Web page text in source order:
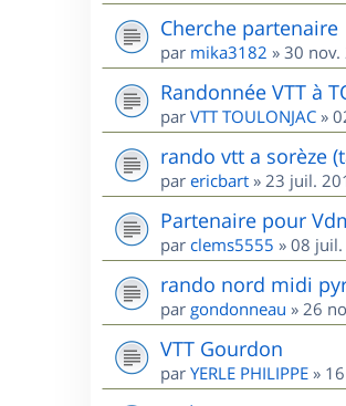
Cherche partenaire
par mika3182 » 30 nov.
Randonnée VTT à
par VTT TOULONJAC »
rando vtt a sorèze
par ericbart » 23 juil.
Partenaire pour
par clems5555 » 08
rando nord midi
par gondonneau » 26
VTT Gourdon
par YERLE PHILIPPE »